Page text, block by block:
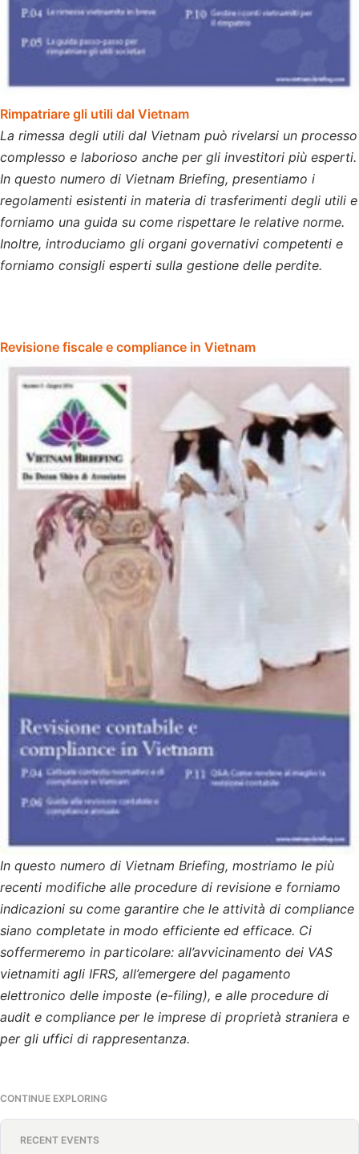
Rimpatriare gli utili dal Vietnam
La rimessa degli utili dal Vietnam può rivelarsi un processo
complesso e laborioso anche per gli investitori più esperti.
In questo numero di Vietnam Briefing, presentiamo i
regolamenti esistenti in materia di trasferimenti degli utili e
forniamo una guida su come rispettare le relative norme.
Inoltre, introduciamo gli organi governativi competenti e
forniamo consigli esperti sulla gestione delle perdite.
Revisione fiscale e compliance in Vietnam
In questo numero di Vietnam Briefing, mostriamo le più
recenti modifiche alle procedure di revisione e forniamo
indicazioni su come garantire che le attività di compliance
siano completate in modo efficiente ed efficace. Ci
soffermeremo in particolare: all’avvicinamento dei VAS
vietnamiti agli IFRS, all’emergere del pagamento
elettronico delle imposte (e-filing), e alle procedure di
audit e compliance per le imprese di proprietà straniera e
per gli uffici di rappresentanza.
CONTINUE EXPLORING
RECENT EVENTS